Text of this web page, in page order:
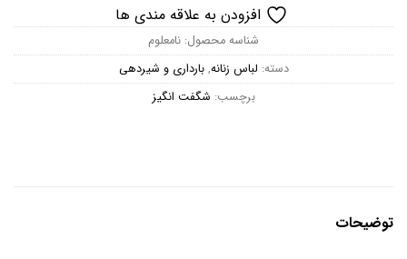
افزودن به علاقه مندی ها
شناسه محصول: نامعلوم
دسته: لباس زنانه,بارداری و شیردهی
برچسب: شگفت انگیز
توضیحات